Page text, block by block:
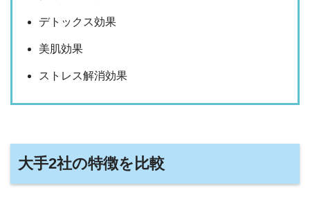
デトックス効果
美肌効果
ストレス解消効果
大手2社の特徴を比較